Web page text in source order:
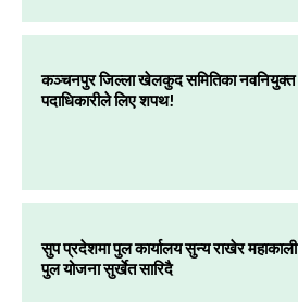
कञ्चनपुर जिल्ला खेलकुद समितिका नवनियुक्त
पदाधिकारीले लिए शपथ!
सुप प्रदेशमा पुल कार्यालय सुन्य राखेर महाकाली
पुल योजना सुर्खेत सारिदै